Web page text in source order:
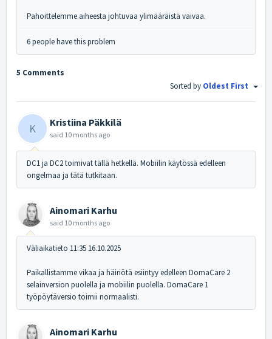
Pahoittelemme aiheesta johtuvaa ylimääräistä vaivaa.
6 people have this problem
5 Comments
Sorted by Oldest First
K Kristiina Päkkilä
said 10 months ago
DC1 ja DC2 toimivat tällä hetkellä. Mobiilin käytössä edelleen
ongelmaa ja tätä tutkitaan.
Ainomari Karhu
said 10 months ago
Väliaikatieto 11:35 16.10.2025
Paikallistamme vikaa ja häiriötä esiintyy edelleen DomaCare 2
selainversion puolella ja mobiilin puolella. DomaCare 1
työpöytäversio toimii normaalisti.
Ainomari Karhu